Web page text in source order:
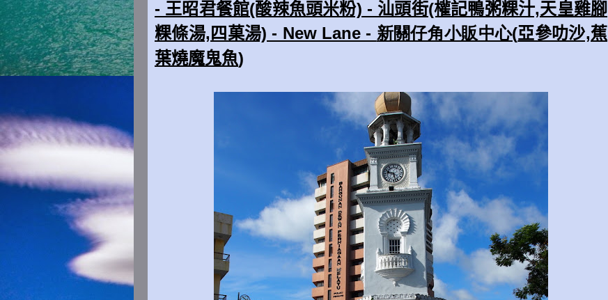
- 王昭君餐館(酸辣魚頭米粉) - 汕頭街(權記鴨粥粿汁,天皇雞腳
粿條湯,四菓湯) - New Lane - 新關仔角小販中心(亞參叻沙,蕉
葉燒魔鬼魚)